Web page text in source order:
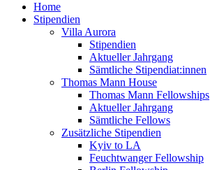
Home
Stipendien
Villa Aurora
Stipendien
Aktueller Jahrgang
Sämtliche Stipendiat:innen
Thomas Mann House
Thomas Mann Fellowships
Aktueller Jahrgang
Sämtliche Fellows
Zusätzliche Stipendien
Kyiv to LA
Feuchtwanger Fellowship